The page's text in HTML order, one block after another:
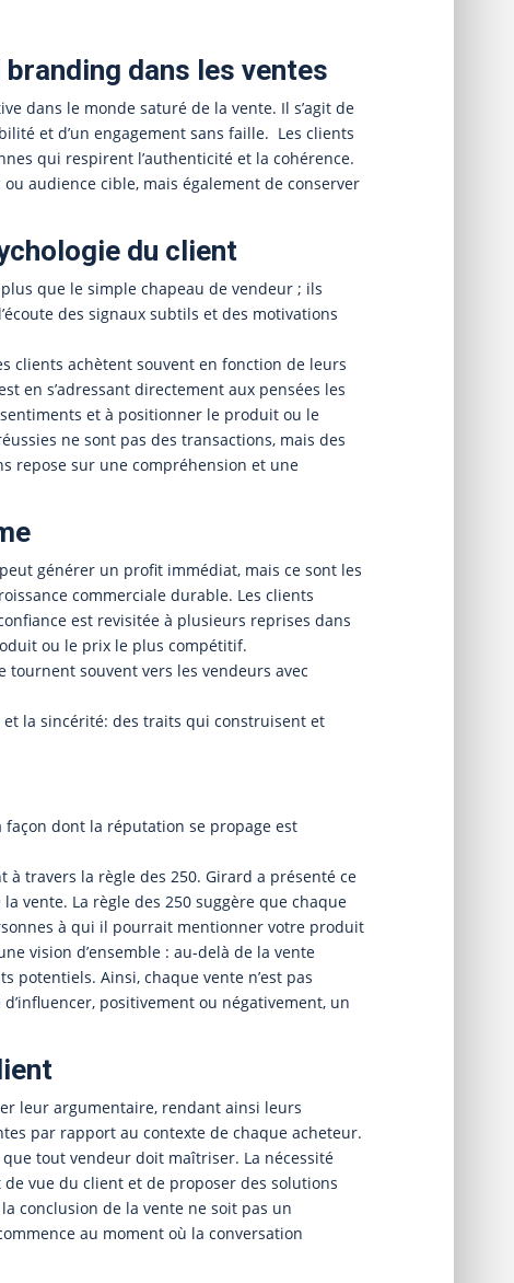
dans les ventes
dans le monde saturé de la vente. Il s’agit de
et d’un engagement sans faille. Les clients
qui respirent l’authenticité et la cohérence.
audience cible, mais également de conserver
du client
que le simple chapeau de vendeur ; ils
des signaux subtils et des motivations
clients achètent souvent en fonction de leurs
en s’adressant directement aux pensées les
et à positionner le produit ou le
ne sont pas des transactions, mais des
repose sur une compréhension et une
générer un profit immédiat, mais ce sont les
commerciale durable. Les clients
est revisitée à plusieurs reprises dans
ou le prix le plus compétitif.
tournent souvent vers les vendeurs avec
la sincérité: des traits qui construisent et
dont la réputation se propage est
travers la règle des 250. Girard a présenté ce
vente. La règle des 250 suggère que chaque
à qui il pourrait mentionner votre produit
vision d’ensemble : au-delà de la vente
potentiels. Ainsi, chaque vente n’est pas
positivement ou négativement, un
leur argumentaire, rendant ainsi leurs
par rapport au contexte de chaque acheteur.
tout vendeur doit maîtriser. La nécessité
vue du client et de proposer des solutions
conclusion de la vente ne soit pas un
au moment où la conversation